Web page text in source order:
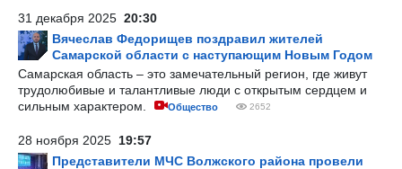
31 декабря 2025 20:30
Вячеслав Федорищев поздравил жителей
Самарской области с наступающим Новым Годом
Самарская область – это замечательный регион, где живут
трудолюбивые и талантливые люди с открытым сердцем и
сильным характером.
Общество 2652
28 ноября 2025 19:57
Представители МЧС Волжского района провели